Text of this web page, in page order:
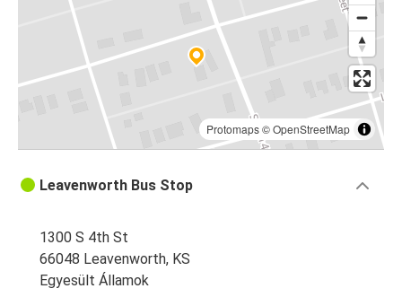
Protomaps©OpenStreetMap
Leavenworth Bus Stop
1300 S 4th St
66048 Leavenworth, KS
Egyesült Államok